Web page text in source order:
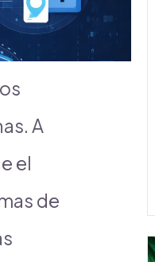
A
el
de